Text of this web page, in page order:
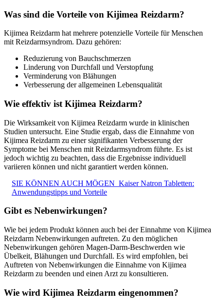
Was sind die Vorteile von Kijimea Reizdarm?
Kijimea Reizdarm hat mehrere potenzielle Vorteile für Menschen
mit Reizdarmsyndrom. Dazu gehören:
Reduzierung von Bauchschmerzen
Linderung von Durchfall und Verstopfung
Verminderung von Blähungen
Verbesserung der allgemeinen Lebensqualität
Wie effektiv ist Kijimea Reizdarm?
Die Wirksamkeit von Kijimea Reizdarm wurde in klinischen
Studien untersucht. Eine Studie ergab, dass die Einnahme von
Kijimea Reizdarm zu einer signifikanten Verbesserung der
Symptome bei Menschen mit Reizdarmsyndrom führte. Es ist
jedoch wichtig zu beachten, dass die Ergebnisse individuell
variieren können und nicht garantiert werden können.
SIE KÖNNEN AUCH MÖGEN Kaiser Natron Tabletten:
Anwendungstipps und Vorteile
Gibt es Nebenwirkungen?
Wie bei jedem Produkt können auch bei der Einnahme von Kijimea
Reizdarm Nebenwirkungen auftreten. Zu den möglichen
Nebenwirkungen gehören Magen-Darm-Beschwerden wie
Übelkeit, Blähungen und Durchfall. Es wird empfohlen, bei
Auftreten von Nebenwirkungen die Einnahme von Kijimea
Reizdarm zu beenden und einen Arzt zu konsultieren.
Wie wird Kijimea Reizdarm eingenommen?